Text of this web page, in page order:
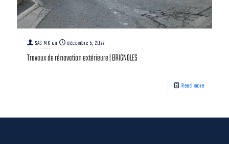
SAS MK on décembre 5, 2022
Travaux de rénovation extérieure | BRIGNOLES
Read more